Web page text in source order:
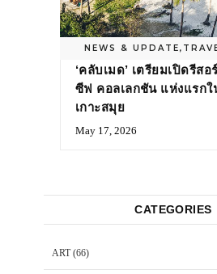
NEWS & UPDATE,
‘คลับเมด’ เตรียมเปิดรีส
ซีฟ คอลเลกชัน แห่งแรกใ
เกาะสมุย
May 17, 2026
CATEGORIES
ART(66)